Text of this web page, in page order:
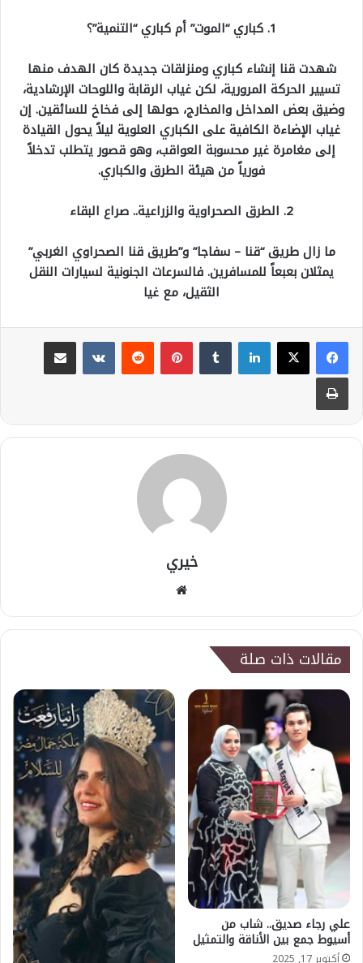
1. كباري “الموت” أم كباري “التنمية”؟
شهدت قنا إنشاء كباري ومنزلقات جديدة كان الهدف منها
تسيير الحركة المرورية، لكن غياب الرقابة واللوحات الإرشادية،
وضيق بعض المداخل والمخارج، حولها إلى فخاخ للسائقين. إن
غياب الإضاءة الكافية على الكباري العلوية ليلاً يحول القيادة
إلى مغامرة غير محسوبة العواقب، وهو قصور يتطلب تدخلاً
فورياً من هيئة الطرق والكباري.
2. الطرق الصحراوية والزراعية.. صراع البقاء
ما زال طريق “قنا – سفاجا” و”طريق قنا الصحراوي الغربي”
يمثلان بعبعاً للمسافرين. فالسرعات الجنونية لسيارات النقل
الثقيل، مع غيا
لينكدإن بينتيريست
مشاركة عبر البريد
طباعة
خيري
مقالات ذات صلة
علي رجاء صديق.. شاب من
أسيوط جمع بين الأناقة والتمثيل
أكتوبر 17, 2025